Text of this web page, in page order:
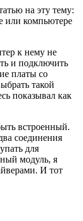
на эту тему:
или компьютере
к нему не
и подключить
платы со
такой
показывал как
встроенный.
соединения
для
модуль, я
И тот